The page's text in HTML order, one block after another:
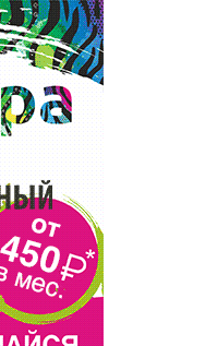
Бизнес и финансы
Экспертиза, Страхование
Ремонт